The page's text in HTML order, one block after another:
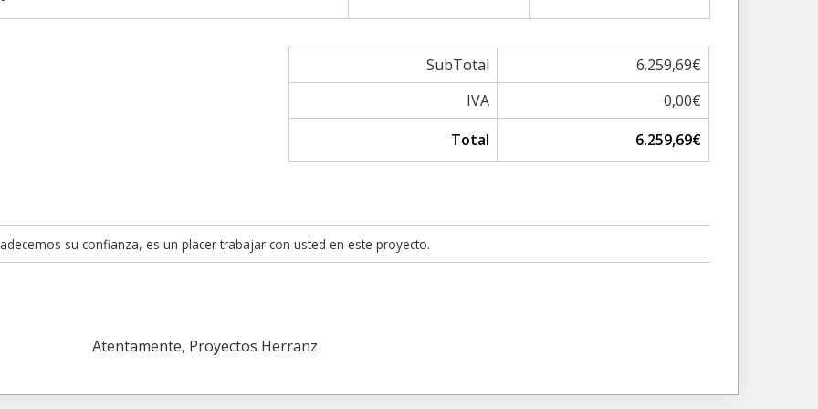
SubTotal
6.259,69€
IVA
0,00€
Total
6.259,69€
su confianza, es un placer trabajar con usted en este proyecto.
Atentamente, Proyectos Herranz